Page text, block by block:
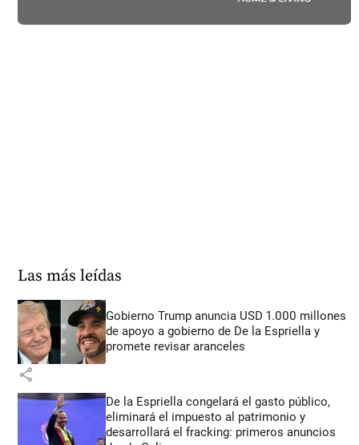
Las más leídas
Gobierno Trump anuncia USD 1.000 millones
de apoyo a gobierno de De la Espriella y
promete revisar aranceles
share
De la Espriella congelará el gasto público,
eliminará el impuesto al patrimonio y
desarrollará el fracking: primeros anuncios